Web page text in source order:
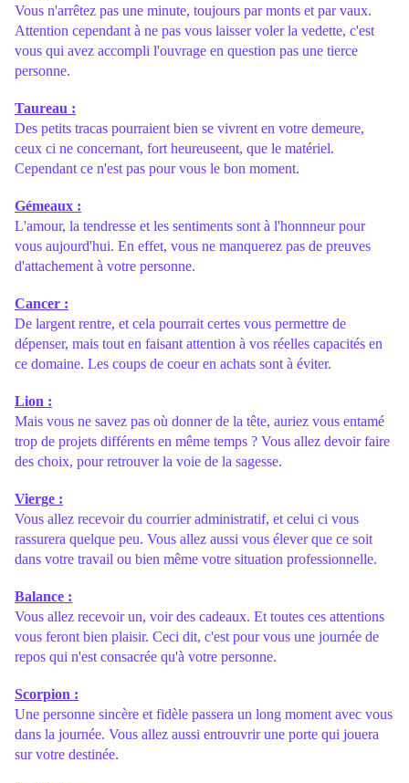
Vous n'arrêtez pas une minute, toujours par monts et par vaux.
Attention cependant à ne pas vous laisser voler la vedette, c'est
vous qui avez accompli l'ouvrage en question pas une tierce
personne.
Taureau :
Des petits tracas pourraient bien se vivrent en votre demeure,
ceux ci ne concernant, fort heureuseent, que le matériel.
Cependant ce n'est pas pour vous le bon moment.
Gémeaux :
L'amour, la tendresse et les sentiments sont à l'honnneur pour
vous aujourd'hui. En effet, vous ne manquerez pas de preuves
d'attachement à votre personne.
Cancer :
De largent rentre, et cela pourrait certes vous permettre de
dépenser, mais tout en faisant attention à vos réelles capacités en
ce domaine. Les coups de coeur en achats sont à éviter.
Lion :
Mais vous ne savez pas où donner de la tête, auriez vous entamé
trop de projets différents en même temps ? Vous allez devoir faire
des choix, pour retrouver la voie de la sagesse.
Vierge :
Vous allez recevoir du courrier administratif, et celui ci vous
rassurera quelque peu. Vous allez aussi vous élever que ce soit
dans votre travail ou bien même votre situation professionnelle.
Balance :
Vous allez recevoir un, voir des cadeaux. Et toutes ces attentions
vous feront bien plaisir. Ceci dit, c'est pour vous une journée de
repos qui n'est consacrée qu'à votre personne.
Scorpion :
Une personne sincère et fidèle passera un long moment avec vous
dans la journée. Vous allez aussi entrouvrir une porte qui jouera
sur votre destinée.